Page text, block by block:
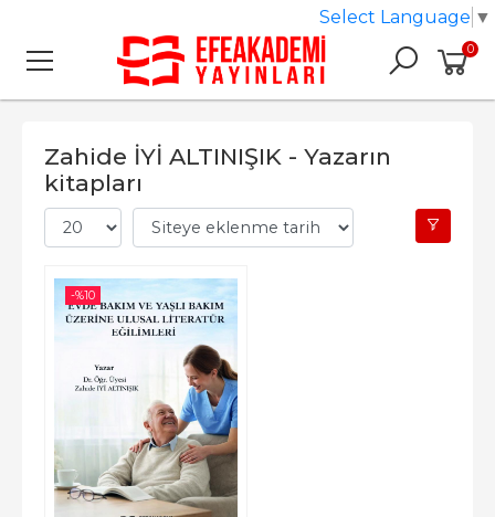
0
Zahide İYİ ALTINIŞIK - Yazarın
kitapları
-%10
Select Language ▼